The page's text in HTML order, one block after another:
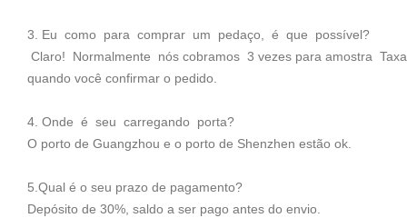
3. Eu como para comprar um pedaço, é que possível?
Claro! Normalmente nós cobramos 3 vezes para amostra
quando você confirmar o pedido.
4. Onde é seu carregando porta?
O porto de Guangzhou e o porto de Shenzhen estão ok.
5.Qual é o seu prazo de pagamento?
Depósito de 30%, saldo a ser pago antes do envio.